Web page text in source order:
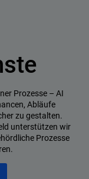
Prozesse – AI
Abläufe
zu gestalten.
unterstützen wir
Prozesse